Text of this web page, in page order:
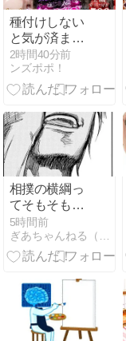
種付けしない
と気が済まな
いおじさんと
イチャラブ
S●X｜鴨の家
2時間40分前
ンズポポ！
相撲の横綱っ
てそもそも
「力士の最高
峰という座に
相応しいかど
るべきであっ
て横綱に相応
しい者がいな
いなら別に不
5時間前